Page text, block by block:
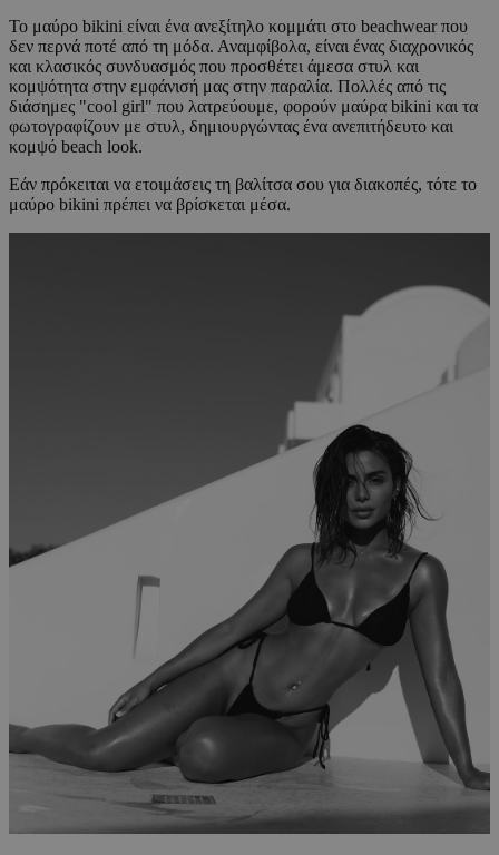
Το μαύρο bikini είναι ένα ανεξίτηλο κομμάτι στο beachwear που
δεν περνά ποτέ από τη μόδα. Αναμφίβολα, είναι ένας διαχρονικός
και κλασικός συνδυασμός που προσθέτει άμεσα στυλ και
κομψότητα στην εμφάνισή μας στην παραλία. Πολλές από τις
διάσημες "cool girl" που λατρεύουμε, φορούν μαύρα bikini και τα
φωτογραφίζουν με στυλ, δημιουργώντας ένα ανεπιτήδευτο και
κομψό beach look.
Εάν πρόκειται να ετοιμάσεις τη βαλίτσα σου για διακοπές, τότε το
μαύρο bikini πρέπει να βρίσκεται μέσα.